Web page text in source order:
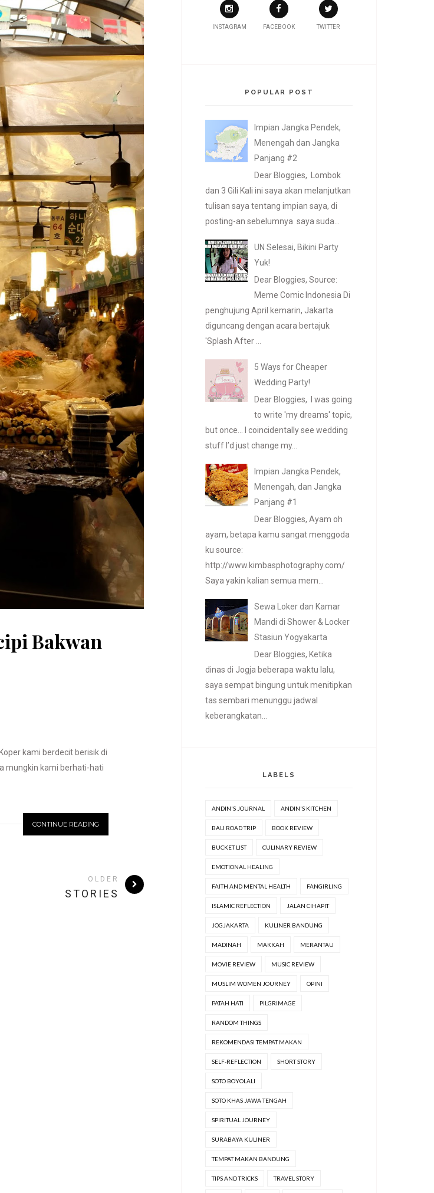
Bakwan
kami berdecit berisik di
mungkin kami berhati-hati
CONTINUE READING
OLDER
STORIES
INSTAGRAM FACEBOOK TWITTER
POPULAR POST
Impian Jangka Pendek,
Menengah dan Jangka
Panjang #2
Dear Bloggies, Lombok
dan 3 Gili Kali ini saya akan melanjutkan
tulisan saya tentang impian saya, di
posting-an sebelumnya saya suda...
UN Selesai, Bikini Party
Yuk!
Dear Bloggies, Source:
Meme Comic Indonesia Di
penghujung April kemarin, Jakarta
diguncang dengan acara bertajuk
'Splash After ...
5 Ways for Cheaper
Wedding Party!
Dear Bloggies, I was going
to write 'my dreams' topic,
but once... I coincidentally see wedding
stuff I’d just change my...
Impian Jangka Pendek,
Menengah, dan Jangka
Panjang #1
Dear Bloggies, Ayam oh
ayam, betapa kamu sangat menggoda
ku source:
http://www.kimbasphotography.com/
Saya yakin kalian semua mem...
Sewa Loker dan Kamar
Mandi di Shower & Locker
Stasiun Yogyakarta
Dear Bloggies, Ketika
dinas di Jogja beberapa waktu lalu,
saya sempat bingung untuk menitipkan
tas sembari menunggu jadwal
keberangkatan...
LABELS
ANDIN'S JOURNAL ANDIN'S KITCHEN
BALI ROAD TRIP BOOK REVIEW
BUCKET LIST CULINARY REVIEW
EMOTIONAL HEALING
FAITH AND MENTAL HEALTH FANGIRLING
ISLAMIC REFLECTION JALAN CIHAPIT
JOGJAKARTA KULINER BANDUNG
MADINAH MAKKAH MERANTAU
MOVIE REVIEW MUSIC REVIEW
MUSLIM WOMEN JOURNEY OPINI
PATAH HATI PILGRIMAGE
RANDOM THINGS
REKOMENDASI TEMPAT MAKAN
SELF-REFLECTION SHORT STORY
SOTO BOYOLALI
SOTO KHAS JAWA TENGAH
SPIRITUAL JOURNEY
SURABAYA KULINER
TEMPAT MAKAN BANDUNG
TIPS AND TRICKS TRAVEL STORY